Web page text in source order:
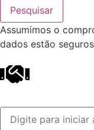
Pesquisar
Assumimos o
dados estão